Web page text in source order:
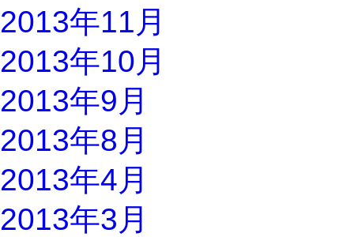
2013年11月
2013年10月
2013年9月
2013年8月
2013年4月
2013年3月